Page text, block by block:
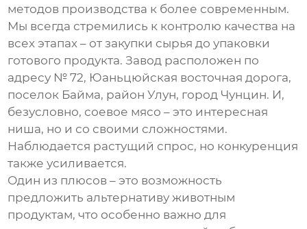
методов производства к более современным.
Мы всегда стремились к контролю качества на
всех этапах – от закупки сырья до упаковки
готового продукта. Завод расположен по
адресу № 72, Юаньцюйская восточная дорога,
поселок Байма, район Улун, город Чунцин. И,
безусловно, соевое мясо – это интересная
ниша, но и со своими сложностями.
Наблюдается растущий спрос, но конкуренция
также усиливается.
Один из плюсов – это возможность
предложить альтернативу животным
продуктам, что особенно важно для